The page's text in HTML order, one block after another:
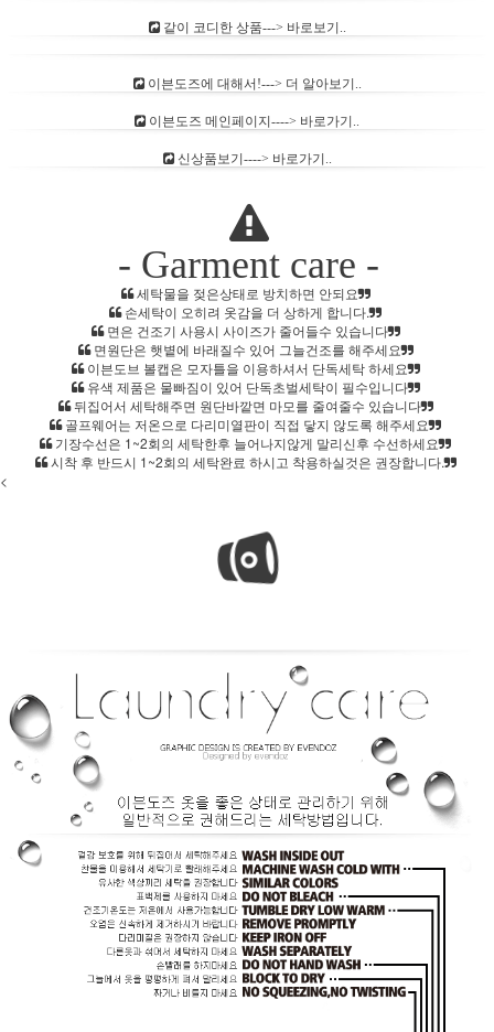
같이 코디한 상품---> 바로보기..
이븐도즈에 대해서!---> 더 알아보기..
이븐도즈 메인페이지----> 바로가기..
신상품보기----> 바로가기..
- Garment care -
세탁물을 젖은상태로 방치하면 안되요
손세탁이 오히려 옷감을 더 상하게 합니다.
면은 건조기 사용시 사이즈가 줄어들수 있습니다
면원단은 햇볕에 바래질수 있어 그늘건조를 해주세요
이븐도브 볼캡은 모자틀을 이용하셔서 단독세탁 하세요
유색 제품은 물빠짐이 있어 단독초벌세탁이 필수입니다
뒤집어서 세탁해주면 원단바깥면 마모를 줄여줄수 있습니다
골프웨어는 저온으로 다리미열판이 직접 닿지 않도록 해주세요
기장수선은 1~2회의 세탁한후 늘어나지않게 말리신후 수선하세요
시착 후 반드시 1~2회의 세탁완료 하시고 착용하실것은 권장합니다.
<